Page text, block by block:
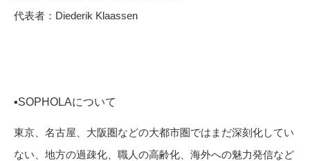
代表者：Diederik Klaassen
▪️SOPHOLAについて
東京、名古屋、大阪圏などの大都市圏ではまだ深刻化してい
ない、地方の過疎化、職人の高齢化、海外への魅力発信など